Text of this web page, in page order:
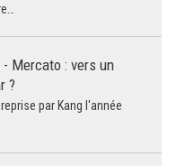
- Mercato : vers un
?
par Kang l'année